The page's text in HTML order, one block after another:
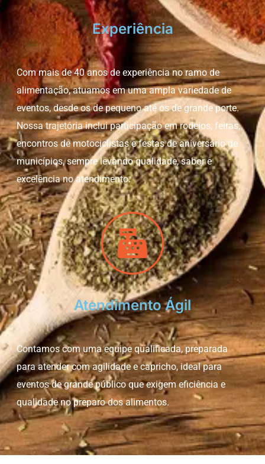
Experiência
Com mais de 40 anos de experiência no ramo de
alimentação, atuamos em uma ampla variedade de
eventos, desde os de pequeno até os de grande porte.
Nossa trajetória inclui participação em rodeios, feiras,
encontros de motociclistas e festas de aniversário de
municípios, sempre levando qualidade, sabor e
excelência no atendimento.​
Atendimento Ágil
Contamos com uma equipe qualificada, preparada
para atender com agilidade e capricho, ideal para
eventos de grande público que exigem eficiência e
qualidade no preparo dos alimentos.​